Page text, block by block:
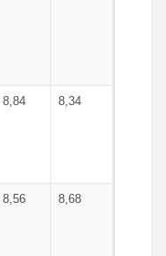
8,84 8,34
8,56 8,68